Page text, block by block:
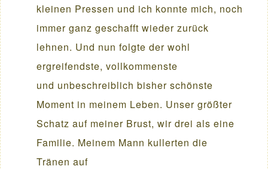
kleinen Pressen und ich konnte mich, noch
immer ganz geschafft wieder zurück
lehnen. Und nun folgte der wohl
ergreifendste, vollkommenste
und unbeschreiblich bisher schönste
Moment in meinem Leben. Unser größter
Schatz auf meiner Brust, wir drei als eine
Familie. Meinem Mann kullerten die
Tränen auf